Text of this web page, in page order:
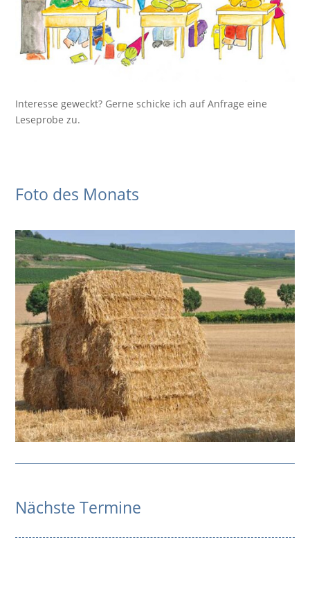
Interesse geweckt? Gerne schicke ich auf Anfrage eine
Leseprobe zu.
Foto des Monats
Nächste Termine